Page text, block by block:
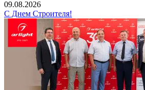
09.08.2026
С Днем Строителя!